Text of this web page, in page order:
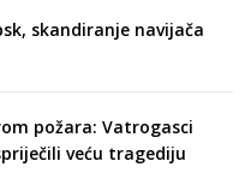
skandiranje navijača
požara: Vatrogasci
veću tragediju